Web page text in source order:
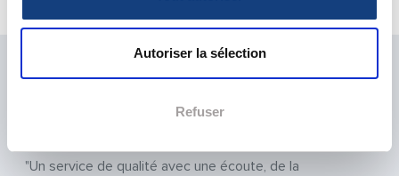
Autoriser la sélection
Refuser
Previous
"Un service de qualité avec une écoute, de la